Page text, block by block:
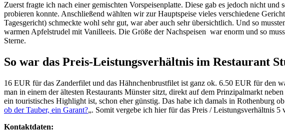
Zuerst fragte ich nach einer gemischten Vorspeisenplatte. Diese gab es jedoch nicht
probieren konnte. Anschließend wählten wir zur Hauptspeise vieles verschiedene
Tagesgericht) schmeckte wohl sehr gut, war aber auch sehr übersichtlich. Und so
warmen Apfelstrudel mit Vanilleeis. Die Größe der Nachspeisen war enorm und so
Sterne.
So war das Preis-Leistungsverhältnis im Restaurant
16 EUR für das Zanderfilet und das Hähnchenbrustfilet ist ganz ok. 6.50 EUR für den
man in einem der ältesten Restaurants Münster sitzt, direkt auf dem Prinzipalmarkt
ein touristisches Highlight ist, schon eher günstig. Das habe ich damals in Rothenburg
ob der Tauber, ein Garant?„. Somit vergebe ich hier für das Preis / Leistungsverhältnis 5
Kontaktdaten: